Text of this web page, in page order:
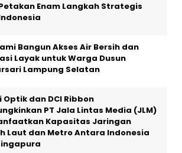
Enam Langkah Strategis
Bangun Akses Air Bersih dan
Layak untuk Warga Dusun
Lampung Selatan
Optik dan DCI Ribbon
PT Jala Lintas Media (JLM)
Kapasitas Jaringan
Laut dan Metro Antara Indonesia